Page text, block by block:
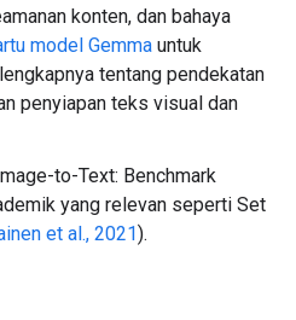
konten, dan bahaya
model Gemma untuk
tentang pendekatan
penyiapan teks visual dan
to-Text: Benchmark
yang relevan seperti Set
et al., 2021).